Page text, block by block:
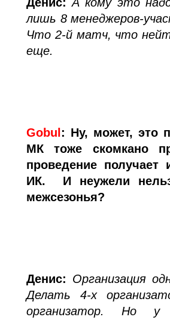
лишь 8 менеджеров-
Что 2-й матч, что
еще.
Gobul : Ну, может, это
МК тоже скомкано
проведение получает
ИК. И неужели
межсезонья?
Денис: Организация
Делать 4-х
организатор. Но у